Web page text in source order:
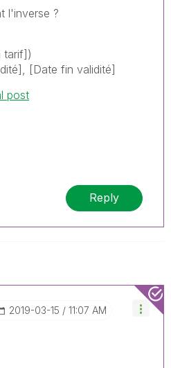
l'inverse ?
tarif])
[Date fin validité]
post
Reply
‎2019-03-15 11:07 AM